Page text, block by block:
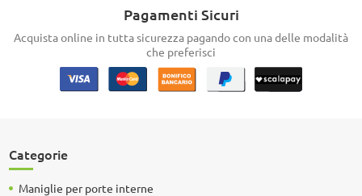
Pagamenti Sicuri
Acquista online in tutta sicurezza pagando con una delle modalità
che preferisci
Categorie
Maniglie per porte interne